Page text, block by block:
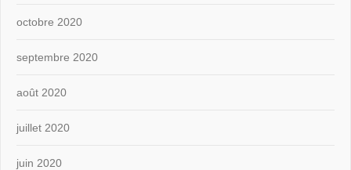
octobre 2020
septembre 2020
août 2020
juillet 2020
juin 2020